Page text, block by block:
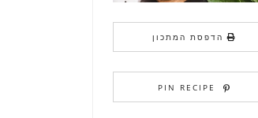
הדפסת המתכון
PIN RECIPE